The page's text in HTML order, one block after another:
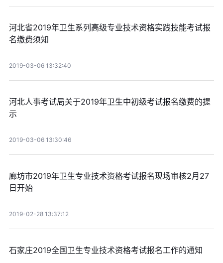
河北省2019年卫生系列高级专业技术资格实践技能考试报
名缴费须知
2019-03-06 13:32:40
河北人事考试局关于2019年卫生中初级考试报名缴费的提
示
2019-03-06 13:30:46
廊坊市2019年卫生专业技术资格考试报名现场审核2月27
日开始
2019-02-28 13:37:12
石家庄2019全国卫生专业技术资格考试报名工作的通知